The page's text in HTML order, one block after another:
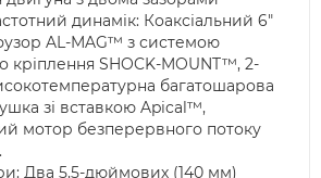
динамік: Коаксіальний 6"
AL-MAG™ з системою
кріплення SHOCK-MOUNT™, 2-
багатошарова
зі вставкою Apical™,
мотор безперервного потоку
Два 5,5-дюймових (140 мм)